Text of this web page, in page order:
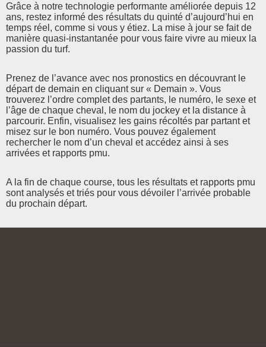
Grâce à notre technologie performante améliorée depuis 12
ans, restez informé des résultats du quinté d’aujourd’hui en
temps réel, comme si vous y étiez. La mise à jour se fait de
manière quasi-instantanée pour vous faire vivre au mieux la
passion du turf.
Prenez de l’avance avec nos pronostics en découvrant le
départ de demain en cliquant sur « Demain ». Vous
trouverez l’ordre complet des partants, le numéro, le sexe et
l’âge de chaque cheval, le nom du jockey et la distance à
parcourir. Enfin, visualisez les gains récoltés par partant et
misez sur le bon numéro. Vous pouvez également
rechercher le nom d’un cheval et accédez ainsi à ses
arrivées et rapports pmu.
A la fin de chaque course, tous les résultats et rapports pmu
sont analysés et triés pour vous dévoiler l’arrivée probable
du prochain départ.